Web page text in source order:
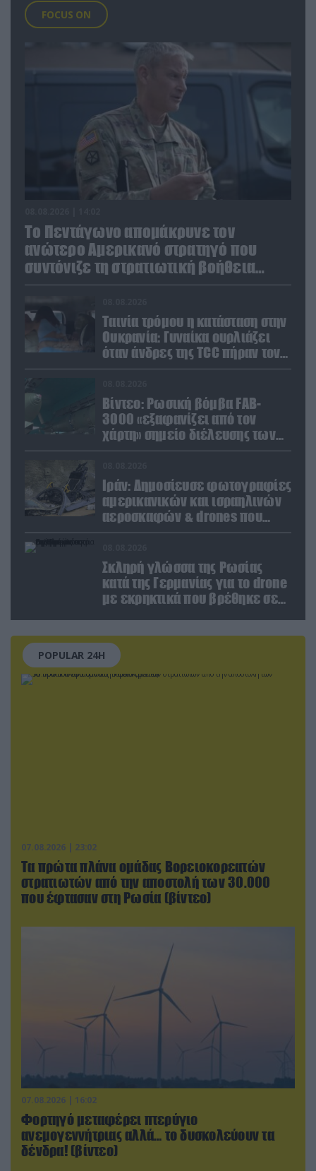
FOCUS ON
Το Πεντάγωνο απομάκρυνε τον
ανώτερο Αμερικανό στρατηγό που
συντόνιζε τη στρατιωτική βοήθεια
προς την Ουκρανία
Ταινία τρόμου η κατάσταση στην
Ουκρανία: Γυναίκα ουρλιάζει
όταν άνδρες της TCC πήραν τον
σύντροφό της (βίντεο)
Βίντεο: Ρωσική βόμβα FAB-
3000 «εξαφανίζει από τον
χάρτη» σημείο διέλευσης των
ουκρανικών δυνάμεων στην
Ιράν: Δημοσίευσε φωτογραφίες
αμερικανικών και ισραηλινών
αεροσκαφών & drones που
καταρρίφθηκαν
Σκληρή γλώσσα της Ρωσίας
κατά της Γερμανίας για το drone
με εκρηκτικά που βρέθηκε σε
POPULAR 24H
07.08.2026 | 23:02
Τα πρώτα πλάνα ομάδας Βορειοκορεατών
στρατιωτών από την αποστολή των 30.000
που έφτασαν στη Ρωσία (βίντεο)
07.08.2026 | 16:02
Φορτηγό μεταφέρει πτερύγιο
ανεμογεννήτριας αλλά… το δυσκολεύουν τα
δένδρα! (βίντεο)